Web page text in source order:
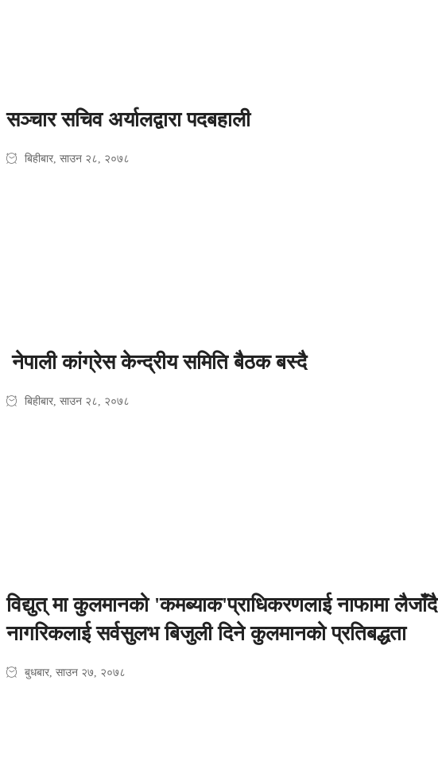
सञ्चार सचिव अर्यालद्वारा पदबहाली
बिहीबार, साउन २८, २०७८
नेपाली कांग्रेस केन्द्रीय समिति बैठक बस्दै
बिहीबार, साउन २८, २०७८
विद्युत् मा कुलमानको 'कमब्याक'प्राधिकरणलाई नाफामा लैजाँदै
नागरिकलाई सर्वसुलभ बिजुली दिने कुलमानको प्रतिबद्धता
बुधबार, साउन २७, २०७८